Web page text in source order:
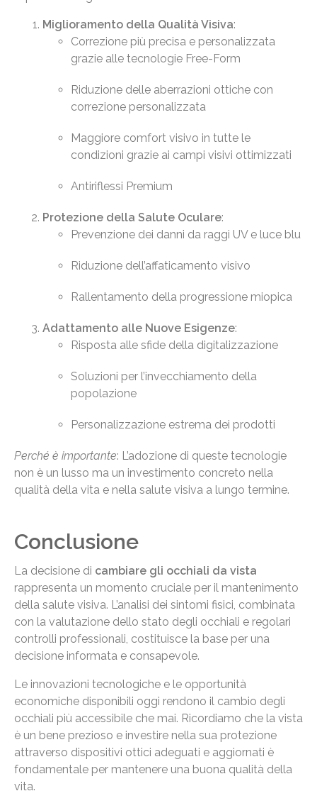
Miglioramento della Qualità Visiva:
Correzione più precisa e personalizzata
grazie alle tecnologie Free-Form
Riduzione delle aberrazioni ottiche con
correzione personalizzata
Maggiore comfort visivo in tutte le
condizioni grazie ai campi visivi ottimizzati
Antiriflessi Premium
Protezione della Salute Oculare:
Prevenzione dei danni da raggi UV e luce blu
Riduzione dell’affaticamento visivo
Rallentamento della progressione miopica
Adattamento alle Nuove Esigenze:
Risposta alle sfide della digitalizzazione
Soluzioni per l’invecchiamento della
popolazione
Personalizzazione estrema dei prodotti
Perché è importante: L’adozione di queste tecnologie
non è un lusso ma un investimento concreto nella
qualità della vita e nella salute visiva a lungo termine.
Conclusione
La decisione di cambiare gli occhiali da vista
rappresenta un momento cruciale per il mantenimento
della salute visiva. L’analisi dei sintomi fisici, combinata
con la valutazione dello stato degli occhiali e regolari
controlli professionali, costituisce la base per una
decisione informata e consapevole.
Le innovazioni tecnologiche e le opportunità
economiche disponibili oggi rendono il cambio degli
occhiali più accessibile che mai. Ricordiamo che la vista
è un bene prezioso e investire nella sua protezione
attraverso dispositivi ottici adeguati e aggiornati è
fondamentale per mantenere una buona qualità della
vita.